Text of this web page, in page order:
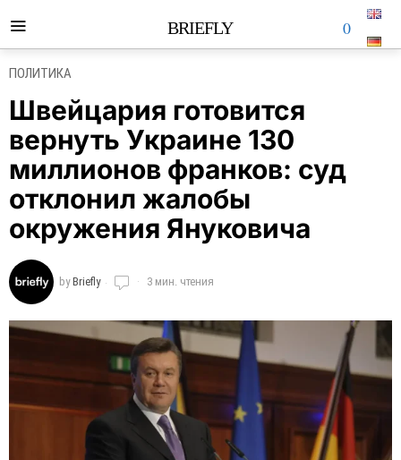
BRIEFLY 0
ПОЛИТИКА
Швейцария готовится
вернуть Украине 130
миллионов франков: суд
отклонил жалобы
окружения Януковича
byBriefly 3 мин. чтения